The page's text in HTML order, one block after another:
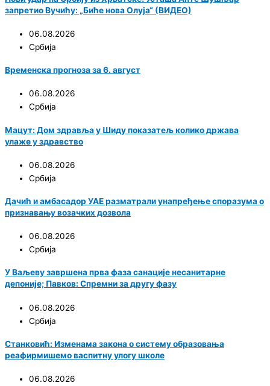
запретио Вучићу: „Биће нова Олуја“ (ВИДЕО)
06.08.2026
Србија
Временска прогноза за 6. август
06.08.2026
Србија
Мацут: Дом здравља у Шиду показатељ колико држава
улаже у здравство
06.08.2026
Србија
Дачић и амбасадор УАЕ разматрали унапређење споразума о
признавању возачких дозвола
06.08.2026
Србија
У Ваљеву завршена прва фаза санације несанитарне
депоније; Павков: Спремни за другу фазу
06.08.2026
Србија
Станковић: Изменама закона о систему образовања
реафирмишемо васпитну улогу школе
06.08.2026